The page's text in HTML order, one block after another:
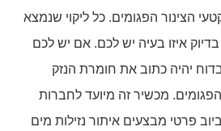
הצינור הפגומים. כל ליקוי שנמצא
איזו בעיה יש לכם. אם יש לכם
יהיה כתוב את חומרת הנזק
מכשיר זה מיועד לחברות
פרטי מבצעים איתור נזילות מים